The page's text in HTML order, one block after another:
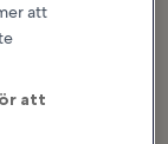
att
att